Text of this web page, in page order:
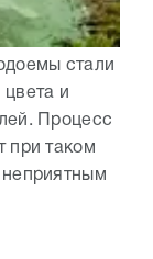
стали
и
Процесс
при таком